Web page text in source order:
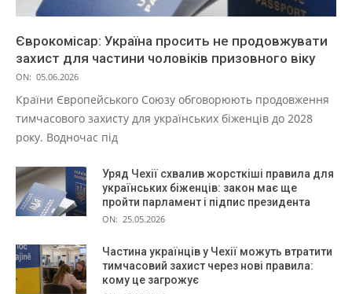
Єврокомісар: Україна просить не продовжувати
захист для частини чоловіків призовного віку
ON: 05.06.2026
Країни Європейського Союзу обговорюють продовження
тимчасового захисту для українських біженців до 2028
року. Водночас під
Уряд Чехії схвалив жорсткіші правила для
українських біженців: закон має ще
пройти парламент і підпис президента
ON: 25.05.2026
Частина українців у Чехії можуть втратити
тимчасовий захист через нові правила:
кому це загрожує